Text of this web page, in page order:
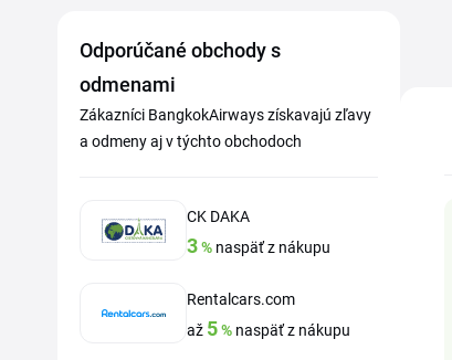
Odporúčané obchody s
odmenami
Zákazníci BangkokAirways získavajú zľavy
a odmeny aj v týchto obchodoch
CK DAKA
3% naspäť z nákupu
Rentalcars.com
až 5% naspäť z nákupu